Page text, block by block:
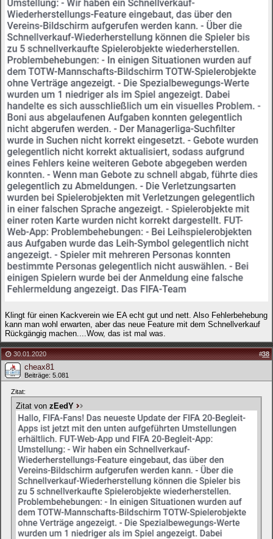
Klingt für einen Kackverein wie EA echt gut und nett. Also Fehlerbehebung
kann man wohl erwarten, aber das neue Feature mit dem Schnellverkauf
Rückgängig machen....Wow, das ist mal was.
30.01.2020 #38
cheax81
Beiträge: 5.081
Zitat:
Zitat von zEedY